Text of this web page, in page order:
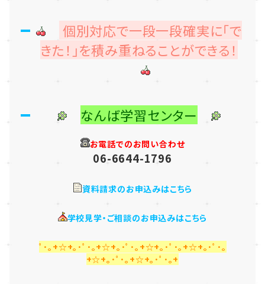
個別対応で一段一段確実に「で
きた！」を積み重ねることができる！
なんば学習センター
お電話でのお問い合わせ
06-6644-1796
資料請求のお申込みはこちら
学校見学・ご相談のお申込みはこちら
ﾟ･｡+☆+｡･ﾟ･｡+☆+｡･ﾟ･｡+☆+｡･ﾟ･｡+☆+｡･ﾟ･｡
+☆+｡･ﾟ･｡+☆+｡･ﾟ･｡+